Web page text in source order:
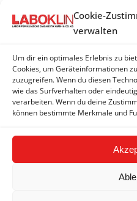
Cookie-
verwalten
Um dir ein optimales Erlebnis zu
Cookies, um Geräteinformationen
zuzugreifen. Wenn du diesen
wie das Surfverhalten oder
verarbeiten. Wenn du deine
können bestimmte Merkmale und
Anmerkung
Diese
angeboten.
BURKHOLDERIA
Burkholderia mallei